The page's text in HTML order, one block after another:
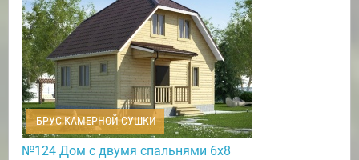
БРУС КАМЕРНОЙ СУШКИ
№124 Дом с двумя спальнями 6х8